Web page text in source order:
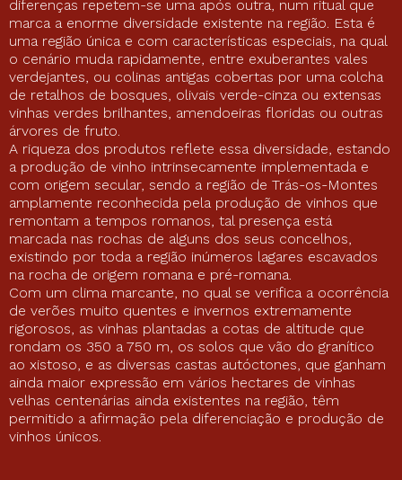
diferenças repetem-se uma após outra, num ritual que
marca a enorme diversidade existente na região. Esta é
uma região única e com características especiais, na qual
o cenário muda rapidamente, entre exuberantes vales
verdejantes, ou colinas antigas cobertas por uma colcha
de retalhos de bosques, olivais verde-cinza ou extensas
vinhas verdes brilhantes, amendoeiras floridas ou outras
árvores de fruto.
A riqueza dos produtos reflete essa diversidade, estando
a produção de vinho intrinsecamente implementada e
com origem secular, sendo a região de Trás-os-Montes
amplamente reconhecida pela produção de vinhos que
remontam a tempos romanos, tal presença está
marcada nas rochas de alguns dos seus concelhos,
existindo por toda a região inúmeros lagares escavados
na rocha de origem romana e pré-romana.
Com um clima marcante, no qual se verifica a ocorrência
de verões muito quentes e invernos extremamente
rigorosos, as vinhas plantadas a cotas de altitude que
rondam os 350 a 750 m, os solos que vão do granítico
ao xistoso, e as diversas castas autóctones, que ganham
ainda maior expressão em vários hectares de vinhas
velhas centenárias ainda existentes na região, têm
permitido a afirmação pela diferenciação e produção de
vinhos únicos.